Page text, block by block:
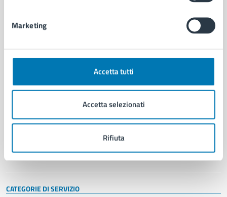
Marketing
Accetta tutti
Accetta selezionati
Rifiuta
Aree amministrative
Uffici
Politici
Intranet, posta aziendale e protocollo
CATEGORIE DI SERVIZIO